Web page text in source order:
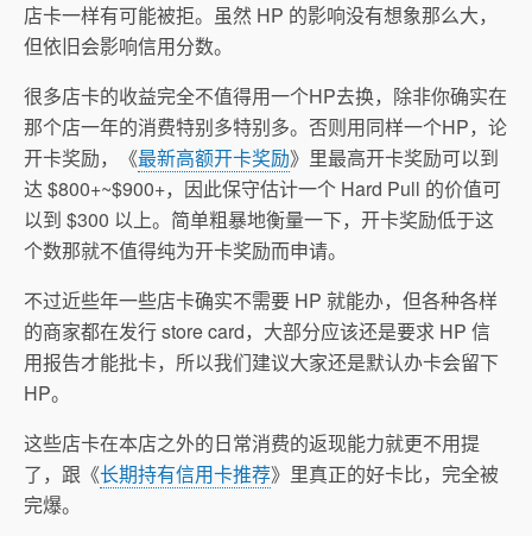
店卡一样有可能被拒。虽然 HP 的影响没有想象那么大，
但依旧会影响信用分数。
很多店卡的收益完全不值得用一个HP去换，除非你确实在
那个店一年的消费特别多特别多。否则用同样一个HP，论
开卡奖励，《最新高额开卡奖励》里最高开卡奖励可以到
达 $800+~$900+，因此保守估计一个 Hard Pull 的价值可
以到 $300 以上。简单粗暴地衡量一下，开卡奖励低于这
个数那就不值得纯为开卡奖励而申请。
不过近些年一些店卡确实不需要 HP 就能办，但各种各样
的商家都在发行 store card，大部分应该还是要求 HP 信
用报告才能批卡，所以我们建议大家还是默认办卡会留下
HP。
这些店卡在本店之外的日常消费的返现能力就更不用提
了，跟《长期持有信用卡推荐》里真正的好卡比，完全被
完爆。